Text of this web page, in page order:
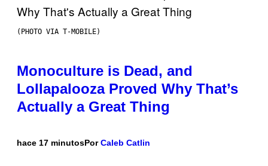
(PHOTO VIA T-MOBILE)
Monoculture is Dead, and
Lollapalooza Proved Why That’s
Actually a Great Thing
hace 17 minutosPorCaleb Catlin